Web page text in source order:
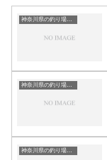
神奈川県の釣り場一覧
神奈川県の釣り場一覧
神奈川県の釣り場一覧